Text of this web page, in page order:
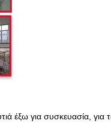
έξω για συσκευασία, για